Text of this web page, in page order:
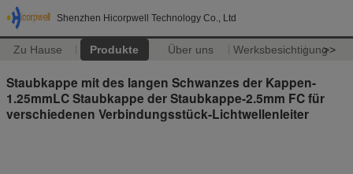
Shenzhen Hicorpwell Technology Co., Ltd
Zu Hause Produkte Über uns Werksbesichtigung>>
Staubkappe mit des langen Schwanzes der Kappen-
1.25mmLC Staubkappe der Staubkappe-2.5mm FC für
verschiedenen Verbindungsstück-Lichtwellenleiter